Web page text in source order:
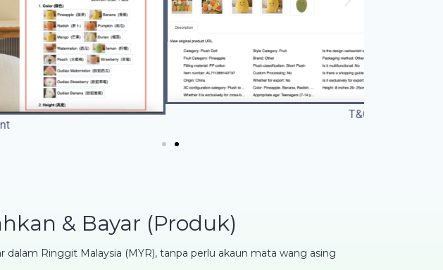
T&C
& Bayar (Produk)
dalam Ringgit Malaysia (MYR), tanpa perlu akaun mata wang asing